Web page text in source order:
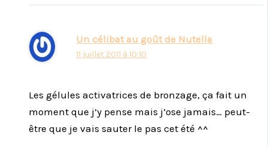
Un célibat au goût de Nutella
11 juillet 2011 à 10:10
Les gélules activatrices de bronzage, ça fait un
moment que j’y pense mais j’ose jamais… peut-
être que je vais sauter le pas cet été ^^